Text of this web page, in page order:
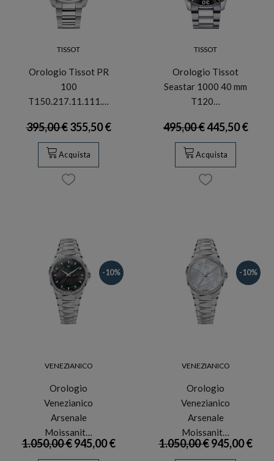
TISSOT
Orologio Tissot PR
100
T150.217.11.111.…
395,00 €355,50 €
Acquista
TISSOT
Orologio Tissot
Seastar 1000 40 mm
T120…
495,00 €445,50 €
Acquista
-10%
VENEZIANICO
Orologio
Venezianico
Arsenale
Moissanit…
1.050,00 €945,00 €
-10%
VENEZIANICO
Orologio
Venezianico
Arsenale
Moissanit…
1.050,00 €945,00 €